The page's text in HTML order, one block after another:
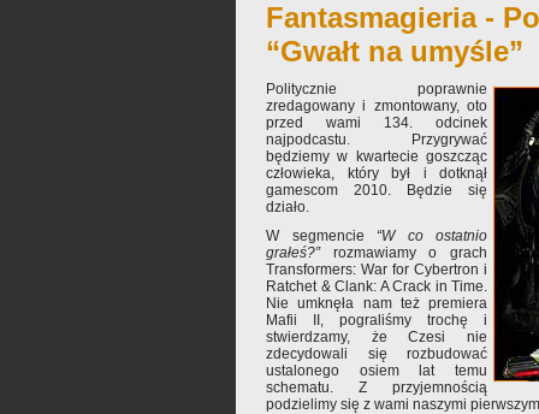
Fantasmagieria -
“Gwałt na umyśle”
Politycznie poprawnie
zredagowany i zmontowany, oto
przed wami 134. odcinek
najpodcastu. Przygrywać
będziemy w kwartecie goszcząc
człowieka, który był i dotknął
gamescom 2010. Będzie się
działo.
W segmencie “W co ostatnio
grałeś?” rozmawiamy o grach
Transformers: War for Cybertron i
Ratchet & Clank: A Crack in Time.
Nie umknęła nam też premiera
Mafii II, pograliśmy trochę i
stwierdzamy, że Czesi nie
zdecydowali się rozbudować
ustalonego osiem lat temu
schematu. Z przyjemnością
podzielimy się z wami naszymi